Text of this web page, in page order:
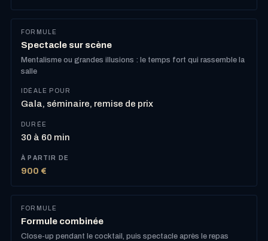
Spectacle sur scène
Mentalisme ou grandes illusions : le temps fort qui rassemble la
salle
Gala, séminaire, remise de prix
30 à 60 min
900 €
Formule combinée
Close-up pendant le cocktail, puis spectacle après le repas